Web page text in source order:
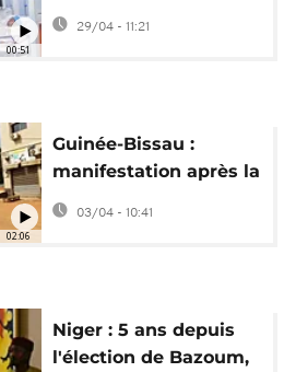
00:51
d'Assimi Goïta depuis
les attaques
29/04 - 11:21
02:06
Guinée-Bissau :
manifestation après la
mort de l'activiste
Vigario Balanta
03/04 - 10:41
Niger : 5 ans depuis
l'élection de Bazoum,